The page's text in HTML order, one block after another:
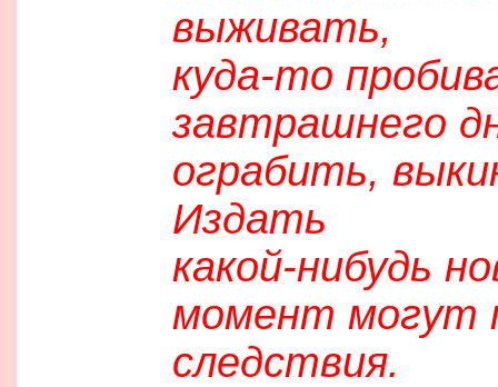
выживать,
куда-то
завтрашнего
ограбить,
Издать
какой-нибудь
момент могут
следствия.